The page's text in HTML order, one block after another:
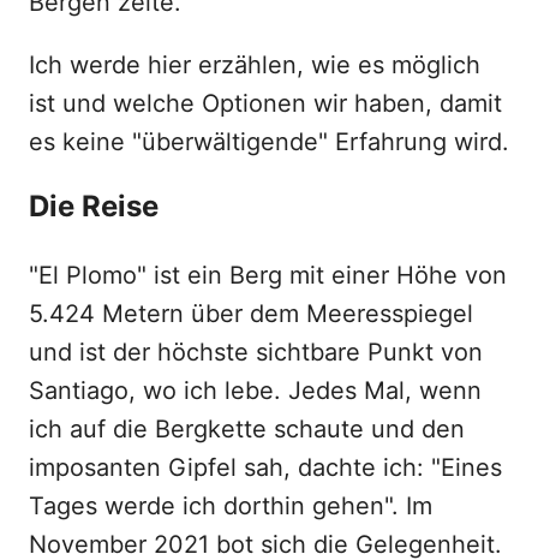
Ich werde hier erzählen, wie es möglich
ist und welche Optionen wir haben, damit
es keine "überwältigende" Erfahrung wird.
Die Reise
"El Plomo" ist ein Berg mit einer Höhe von
5.424 Metern über dem Meeresspiegel
und ist der höchste sichtbare Punkt von
Santiago, wo ich lebe. Jedes Mal, wenn
ich auf die Bergkette schaute und den
imposanten Gipfel sah, dachte ich: "Eines
Tages werde ich dorthin gehen". Im
November 2021 bot sich die Gelegenheit.